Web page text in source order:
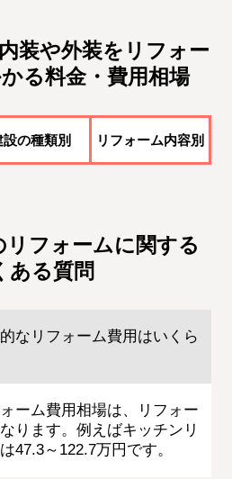
装や外装をリフォー
る料金・費用相場
設の種類別 リフォーム内容別
リフォームに関する
ある質問
なリフォーム費用はいくら
ーム費用相場は、リフォー
ります。例えばキッチンリ
47.3～122.7万円です。